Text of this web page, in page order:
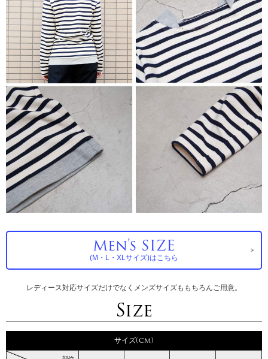
Men's SIZE
(M・L・XLサイズ)はこちら
レディース対応サイズだけでなくメンズサイズももちろんご用意。
Size
サイズ(cm)